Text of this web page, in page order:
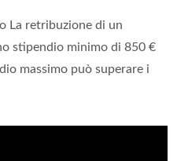
La retribuzione di un
stipendio minimo di 850 €
massimo può superare i